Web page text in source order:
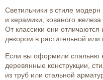
Светильники в стиле модерн
и керамики, кованого
От классики они
декором в растительной или
Если вы оформили спальню
деревянные конструкции,
из труб или стальной